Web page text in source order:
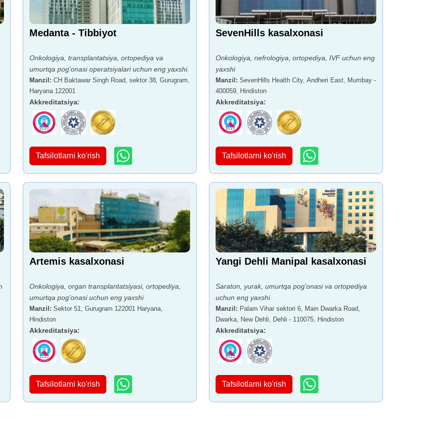
Medanta - Tibbiyot
Onkologiya, transplantatsiya, ortopediya va
umurtqa pog'onasi operatsiyalari uchun eng yaxshi.
Manzil : CH Baktawar Singh Road, sektor 38, Gurugram,
Haryana 122001
Akkreditatsiya:
Tafsilotlarni ko'rish
SevenHills kasalxonasi
Onkologiya, nefrologiya, ortopediya, IVF uchun eng
yaxshi
Manzil : SevenHills Health City, Andheri East, Mumbay -
400059, Hindiston
Akkreditatsiya:
Tafsilotlarni ko'rish
Artemis kasalxonasi
Onkologiya, organ transplantatsiyasi, ortopediya,
umurtqa pog'onasi uchun eng yaxshi
Manzil : Sektor 51, Gurugram 122001 Haryana,
Hindiston
Akkreditatsiya:
Tafsilotlarni ko'rish
Yangi Dehli Manipal kasalxonasi
Saraton, yurak, umurtqa pog'onasi va ortopediya
uchun eng yaxshi
Manzil : Palam Vihar sektori 6, Main Dwarka Road,
Dwarka, New Dehli, Dehli - 110075, Hindiston
Akkreditatsiya:
Tafsilotlarni ko'rish